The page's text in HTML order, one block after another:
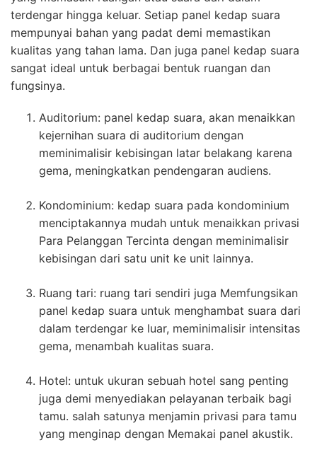
terdengar hingga keluar. Setiap panel kedap suara
mempunyai bahan yang padat demi memastikan
kualitas yang tahan lama. Dan juga panel kedap suara
sangat ideal untuk berbagai bentuk ruangan dan
fungsinya.
Auditorium: panel kedap suara, akan menaikkan
kejernihan suara di auditorium dengan
meminimalisir kebisingan latar belakang karena
gema, meningkatkan pendengaran audiens.
Kondominium: kedap suara pada kondominium
menciptakannya mudah untuk menaikkan privasi
Para Pelanggan Tercinta dengan meminimalisir
kebisingan dari satu unit ke unit lainnya.
Ruang tari: ruang tari sendiri juga Memfungsikan
panel kedap suara untuk menghambat suara dari
dalam terdengar ke luar, meminimalisir intensitas
gema, menambah kualitas suara.
Hotel: untuk ukuran sebuah hotel sang penting
juga demi menyediakan pelayanan terbaik bagi
tamu. salah satunya menjamin privasi para tamu
yang menginap dengan Memakai panel akustik.